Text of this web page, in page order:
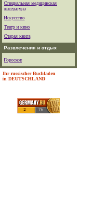
Специальная медицинская
литература
Искусство
Театр и кино
Старая книга
Развлечения и отдых
Гороскоп
Ihr russischer Buchladen
in DEUTSCHLAND